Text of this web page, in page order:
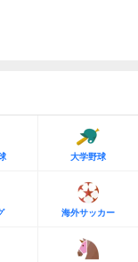
大学野球
海外サッカー